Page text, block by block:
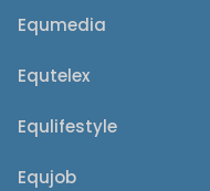
Equmedia
Equtelex
Equlifestyle
Equjob